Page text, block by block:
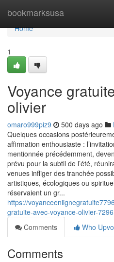
bookmarksusa
Home
Home
1
Voyance
olivier
omaro999piz9 500 days ago
Quelques occasions
affirmation enthousiaste :
mentionnée précédemment,
prévu pour la subtil de l’été,
venues infliger des tranchée
artistiques, écologiques ou
réservaient un gr...
https://
gratuite-avec-voyance-olivier-
Comments
Who
Comments